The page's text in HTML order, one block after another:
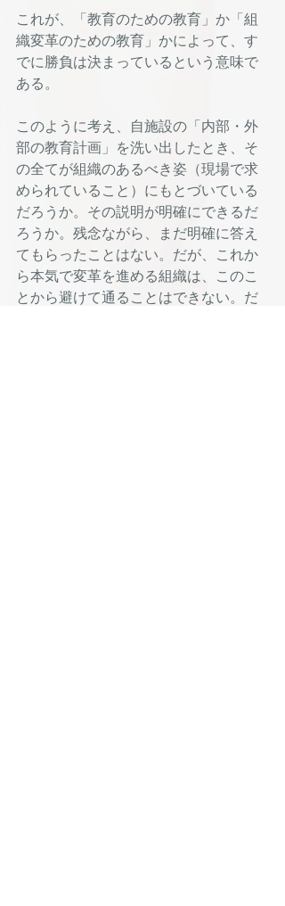
これが、「教育のための教育」か「組
織変革のための教育」かによって、す
でに勝負は決まっているという意味で
ある。
このように考え、自施設の「内部・外
部の教育計画」を洗い出したとき、そ
の全てが組織のあるべき姿（現場で求
められていること）にもとづいている
だろうか。その説明が明確にできるだ
ろうか。残念ながら、まだ明確に答え
てもらったことはない。だが、これか
ら本気で変革を進める組織は、このこ
とから避けて通ることはできない。だ